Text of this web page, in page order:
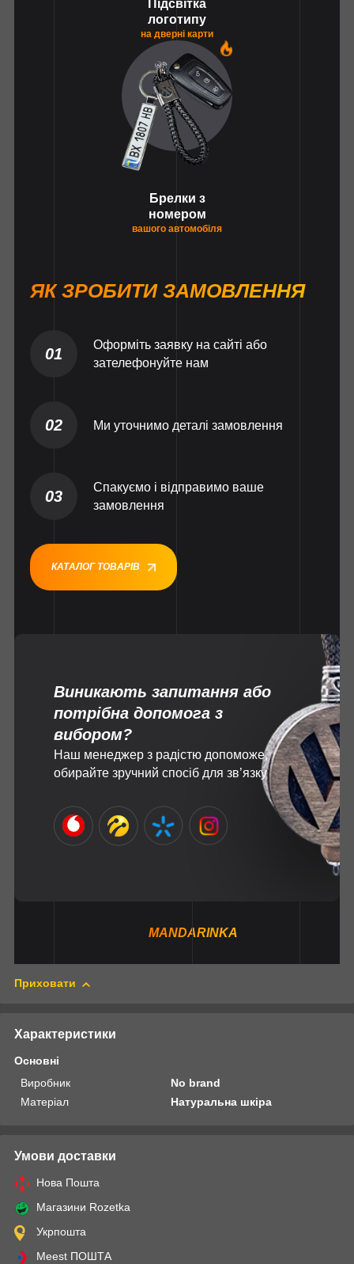
Підсвітка
логотипу
на дверні карти
Брелки з
номером
вашого автомобіля
ЯК ЗРОБИТИ ЗАМОВЛЕННЯ
01
Оформіть заявку на сайті або
зателефонуйте нам
02 Ми уточнимо деталі замовлення
03
Спакуємо і відправимо ваше
замовлення
КАТАЛОГ ТОВАРІВ
Виникають запитання або
потрібна допомога з
вибором?
Наш менеджер з радістю допоможе,
обирайте зручний спосіб для зв’язку
MANDARINKA
Приховати
Характеристики
Основні
Виробник
No brand
Матеріал
Натуральна шкіра
Умови доставки
Нова Пошта
Магазини Rozetka
Укрпошта
Meest ПОШТА